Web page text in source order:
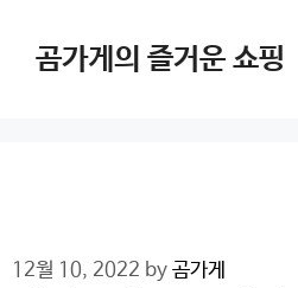
content곰가게의 즐거운 쇼핑
12월 10, 2022 by 곰가게